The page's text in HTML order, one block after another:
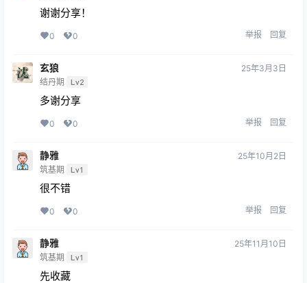
谢谢分享！
0 0 举报 回复
玄狼
结丹期 Lv2
25年3月3日
多谢分享
0 0 举报 回复
静雅
筑基期 Lv1
25年10月2日
很不错
0 0 举报 回复
静雅
筑基期 Lv1
25年11月10日
先收藏